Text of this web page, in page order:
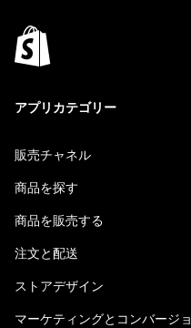
アプリカテゴリー
販売チャネル
商品を探す
商品を販売する
注文と配送
ストアデザイン
マーケティングとコンバージョ